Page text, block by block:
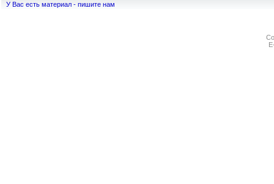
У Вас есть материал - пишите нам